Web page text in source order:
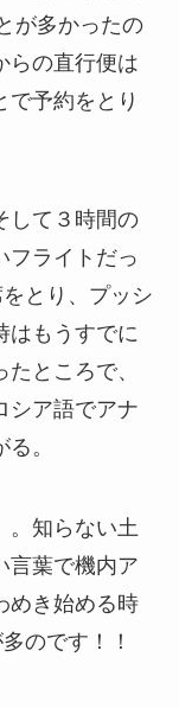
が多かったの
らの直行便は
で予約をとり
して３時間の
フライトだっ
とり、プッシ
はもうすでに
ところで、
シア語でアナ
。
。知らない土
言葉で機内ア
めき始める時
のです！！